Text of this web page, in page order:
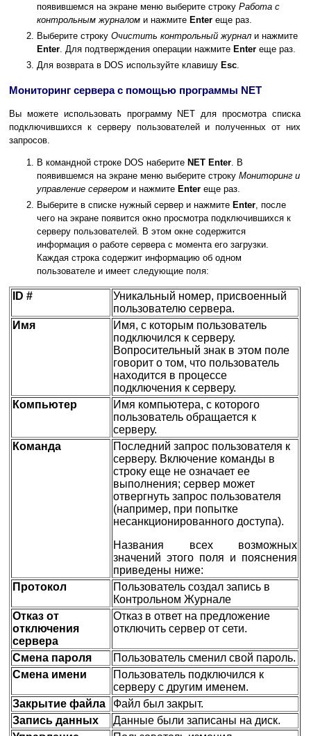
появившемся на экране меню выберите строку Работа с
контрольным журналом и нажмите Enter еще раз.
Выберите строку Очистить контрольный журнал и нажмите
Enter. Для подтверждения операции нажмите Enter еще раз.
Для возврата в DOS используйте клавишу Esc.
Мониторинг сервера с помощью программы NET
Вы можете использовать программу NET для просмотра списка
подключившихся к серверу пользователей и полученных от них
запросов.
В командной строке DOS наберите NET Enter. В
появившемся на экране меню выберите строку Мониторинг и
управление сервером и нажмите Enter еще раз.
Выберите в списке нужный сервер и нажмите Enter, после
чего на экране появится окно просмотра подключившихся к
серверу пользователей. В этом окне содержится
информация о работе сервера с момента его загрузки.
Каждая строка содержит информацию об одном
пользователе и имеет следующие поля:
ID #
Уникальный номер, присвоенный
пользователю сервера.
Имя
Имя, с которым пользователь
подключился к серверу.
Вопросительный знак в этом поле
говорит о том, что пользователь
находится в процессе
подключения к серверу.
Компьютер
Имя компьютера, с которого
пользователь обращается к
серверу.
Команда
Последний запрос пользователя к
серверу. Включение команды в
строку еще не означает ее
выполнения; сервер может
отвергнуть запрос пользователя
(например, при попытке
несанкционированного доступа).
Названия всех возможных
значений этого поля и пояснения
приведены ниже:
Протокол
Пользователь создал запись в
Контрольном Журнале
Отказ от
отключения
сервера
Отказ в ответ на предложение
отключить сервер от сети.
Смена пароля
Пользователь сменил свой пароль.
Смена имени
Пользователь подключился к
серверу с другим именем.
Закрытие файла
Файл был закрыт.
Запись данных
Данные были записаны на диск.